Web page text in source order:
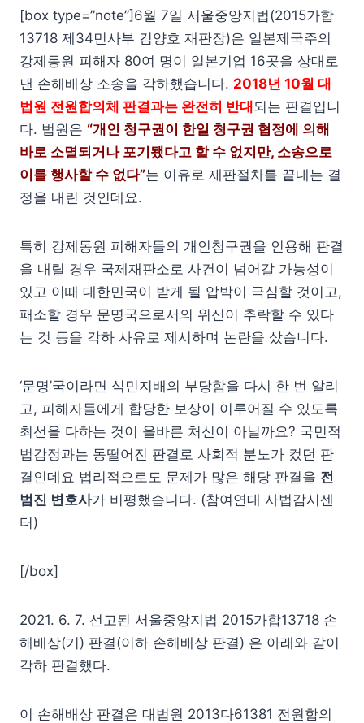
[box type=”note”]6월 7일 서울중앙지법(2015가합
13718 제34민사부 김양호 재판장)은 일본제국주의
강제동원 피해자 80여 명이 일본기업 16곳을 상대로
낸 손해배상 소송을 각하했습니다. 2018년 10월 대
법원 전원합의체 판결과는 완전히 반대 되는 판결입니
다. 법원은 “개인 청구권이 한일 청구권 협정에 의해
바로 소멸되거나 포기됐다고 할 수 없지만, 소송으로
이를 행사할 수 없다”는 이유로 재판절차를 끝내는 결
정을 내린 것인데요.
특히 강제동원 피해자들의 개인청구권을 인용해 판결
을 내릴 경우 국제재판소로 사건이 넘어갈 가능성이
있고 이때 대한민국이 받게 될 압박이 극심할 것이고,
패소할 경우 문명국으로서의 위신이 추락할 수 있다
는 것 등을 각하 사유로 제시하며 논란을 샀습니다.
‘문명’국이라면 식민지배의 부당함을 다시 한 번 알리
고, 피해자들에게 합당한 보상이 이루어질 수 있도록
최선을 다하는 것이 올바른 처신이 아닐까요? 국민적
법감정과는 동떨어진 판결로 사회적 분노가 컸던 판
결인데요 법리적으로도 문제가 많은 해당 판결을 전
범진 변호사가 비평했습니다. (참여연대 사법감시센
터)
[/box]
2021. 6. 7. 선고된 서울중앙지법 2015가합13718 손
해배상(기) 판결(이하 손해배상 판결) 은 아래와 같이
각하 판결했다.
이 손해배상 판결은 대법원 2013다61381 전원합의